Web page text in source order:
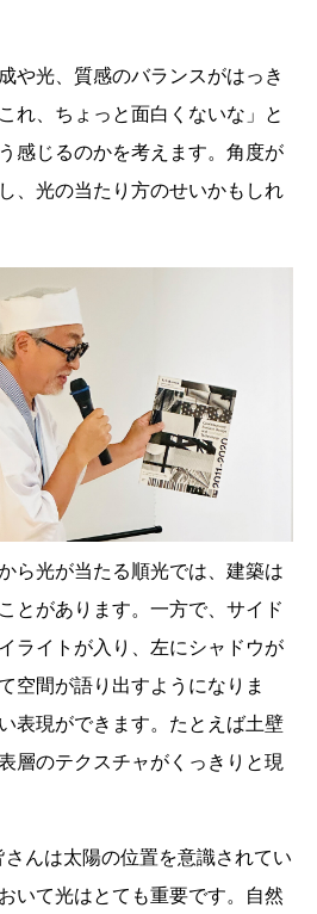
や光、質感のバランスがはっき
れ、ちょっと面白くないな」と
感じるのかを考えます。角度が
、光の当たり方のせいかもしれ
ら光が当たる順光では、建築は
とがあります。一方で、サイド
ライトが入り、左にシャドウが
空間が語り出すようになりま
表現ができます。たとえば土壁
層のテクスチャがくっきりと現
んは太陽の位置を意識されてい
いて光はとても重要です。自然